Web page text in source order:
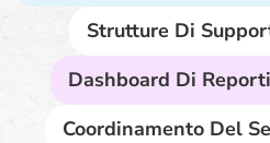
Strutture Di
Dashboard Di
Coordinamento Del